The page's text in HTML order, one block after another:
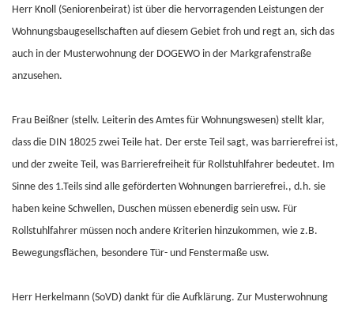
Herr Knoll (Seniorenbeirat) ist über die hervorragenden Leistungen der
Wohnungsbaugesellschaften auf diesem Gebiet froh und regt an, sich das
auch in der Musterwohnung der DOGEWO in der Markgrafenstraße
anzusehen.
Frau Beißner (stellv. Leiterin des Amtes für Wohnungswesen) stellt klar,
dass die DIN 18025 zwei Teile hat. Der erste Teil sagt, was barrierefrei ist,
und der zweite Teil, was Barrierefreiheit für Rollstuhlfahrer bedeutet. Im
Sinne des 1.Teils sind alle geförderten Wohnungen barrierefrei., d.h. sie
haben keine Schwellen, Duschen müssen ebenerdig sein usw. Für
Rollstuhlfahrer müssen noch andere Kriterien hinzukommen, wie z.B.
Bewegungsflächen, besondere Tür- und Fenstermaße usw.
Herr Herkelmann (SoVD) dankt für die Aufklärung. Zur Musterwohnung